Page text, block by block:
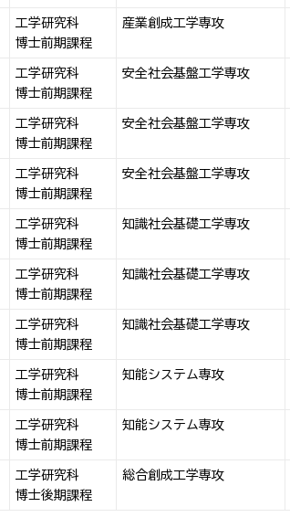
工学研究科
博士前期課程
産業創成工学専攻
工学研究科
博士前期課程
安全社会基盤工学専攻
工学研究科
博士前期課程
安全社会基盤工学専攻
工学研究科
博士前期課程
安全社会基盤工学専攻
工学研究科
博士前期課程
知識社会基礎工学専攻
工学研究科
博士前期課程
知識社会基礎工学専攻
工学研究科
博士前期課程
知識社会基礎工学専攻
工学研究科
博士前期課程
知能システム専攻
工学研究科
博士前期課程
知能システム専攻
工学研究科
博士後期課程
総合創成工学専攻